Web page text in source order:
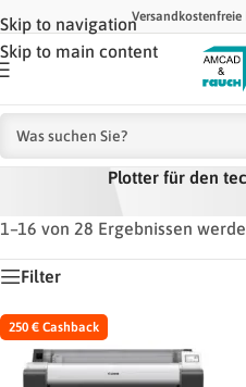
Skip to navigation
Skip to main content
Plotter für den
1–16 von 28 Ergebnissen
Filter
250 € Cashback